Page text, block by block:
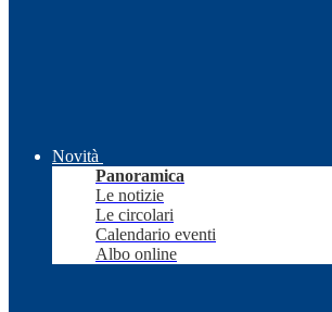
Novità
Panoramica
Le notizie
Le circolari
Calendario eventi
Albo online